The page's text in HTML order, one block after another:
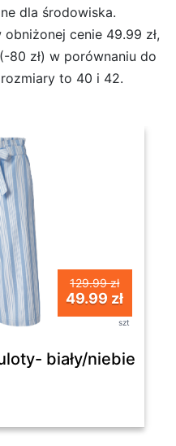
dla środowiska.
cenie 49.99 zł,
80 zł) w porównaniu do
to 40 i 42.
129.99 zł
49.99 zł
szt
biały/niebieski/